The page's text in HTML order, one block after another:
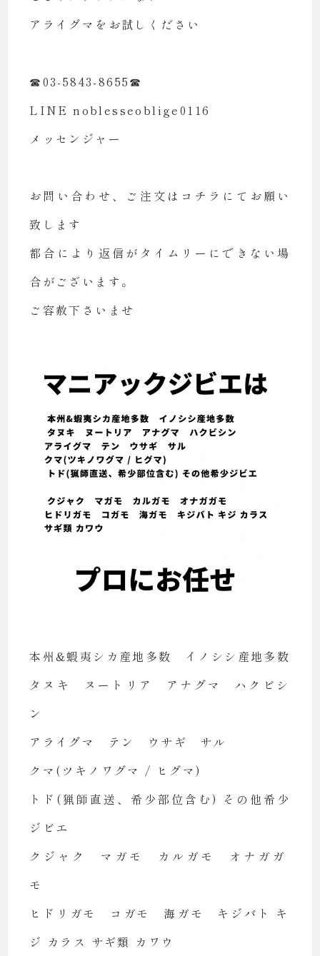
アライグマをお試しください
☎︎03-5843-8655☎︎
LINE noblesseoblige0116
メッセンジャー
お問い合わせ、ご注文はコチラにてお願い
致します
都合により返信がタイムリーにできない場
合がございます。
ご容赦下さいませ
本州&蝦夷シカ産地多数 イノシシ産地多数
タヌキ ヌートリア アナグマ ハクビシ
ン
アライグマ テン ウサギ サル
クマ(ツキノワグマ / ヒグマ)
トド(猟師直送、希少部位含む) その他希少
ジビエ
クジャク マガモ カルガモ オナガガ
モ
ヒドリガモ コガモ 海ガモ キジバト キ
ジ カラス サギ類 カワウ